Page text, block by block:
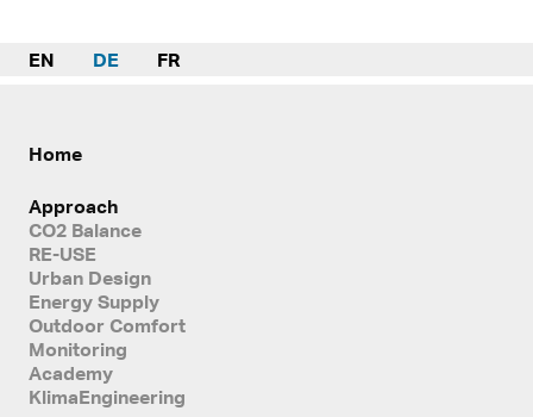
EN DE FR
Home
Approach
CO2 Balance
RE-USE
Urban Design
Energy Supply
Outdoor Comfort
Monitoring
Academy
KlimaEngineering